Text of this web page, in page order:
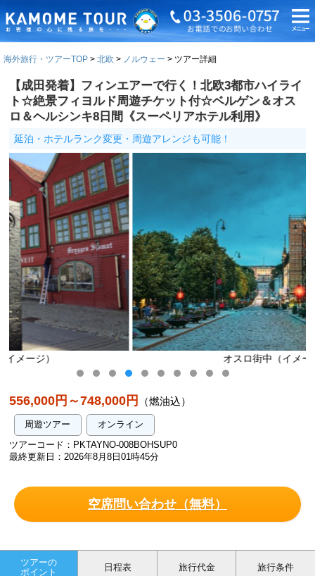
海外旅行・ツアーTOP 北欧 ノルウェー ツアー詳細
【成田発着】フィンエアーで行く！北欧3都市ハイライ
ト☆絶景フィヨルド周遊チケット付☆ベルゲン＆オス
ロ＆ヘルシンキ8日間《スーペリアホテル利用》
延泊・ホテルランク変更・周遊アレンジも可能！
オスロ街中（イメージ）
556,000円～748,000円 （燃油込）
周遊ツアー
オンライン
ツアーコード：PKTAYNO-008BOHSUP0
最終更新日：2026年8月8日01時45分
空席問い合わせ（無料）
ツアーの
ポイント
日程表 旅行代金 旅行条件